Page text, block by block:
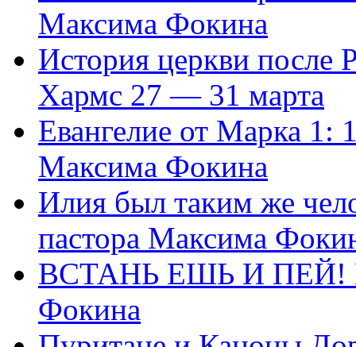
Максима Фокина
История церкви
Хармс 27 — 31 марта
Евангелие от Марка 1:
Максима Фокина
Илия был таким же
пастора Максима
ВСТАНЬ ЕШЬ И ПЕЙ!
Фокина